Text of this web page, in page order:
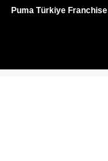
Puma Türkiye Franchise